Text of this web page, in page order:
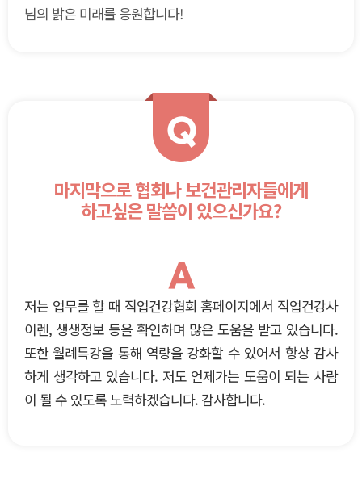
님의 밝은 미래를 응원합니다!
Q
마지막으로 협회나 보건관리자들에게
하고싶은 말씀이 있으신가요?
A
저는 업무를 할 때 직업건강협회 홈페이지에서 직업건강사
이렌, 생생정보 등을 확인하며 많은 도움을 받고 있습니다.
또한 월례특강을 통해 역량을 강화할 수 있어서 항상 감사
하게 생각하고 있습니다. 저도 언제가는 도움이 되는 사람
이 될 수 있도록 노력하겠습니다. 감사합니다.